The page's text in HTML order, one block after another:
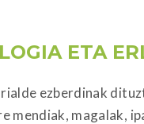
ETA
ezberdinak
mendiak, magalak,